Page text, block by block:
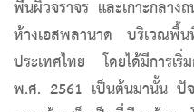
พื้นผิวจราจร และเกาะกลาง
ห้างเอสพลานาด บริเวณพื้น
ประเทศไทย โดยได้มีการเ
พ.ศ. 2561 เป็นต้นมานั้น ปัจ